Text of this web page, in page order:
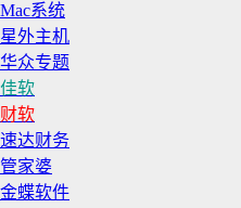
Mac系统
星外主机
华众专题
佳软
财软
速达财务
管家婆
金蝶软件